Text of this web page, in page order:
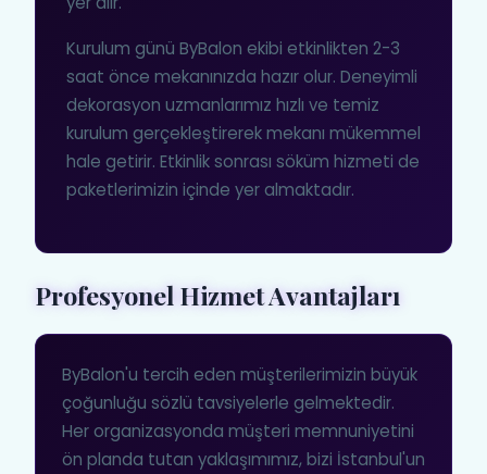
Kurulum günü ByBalon ekibi etkinlikten 2-3
saat önce mekanınızda hazır olur. Deneyimli
dekorasyon uzmanlarımız hızlı ve temiz
kurulum gerçekleştirerek mekanı mükemmel
hale getirir. Etkinlik sonrası söküm hizmeti de
paketlerimizin içinde yer almaktadır.
Profesyonel Hizmet Avantajları
ByBalon'u tercih eden müşterilerimizin büyük
çoğunluğu sözlü tavsiyelerle gelmektedir.
Her organizasyonda müşteri memnuniyetini
ön planda tutan yaklaşımımız, bizi İstanbul'un